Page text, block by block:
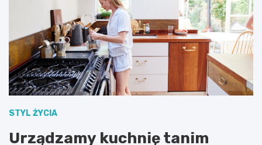
STYL ŻYCIA
Urządzamy kuchnię tanim